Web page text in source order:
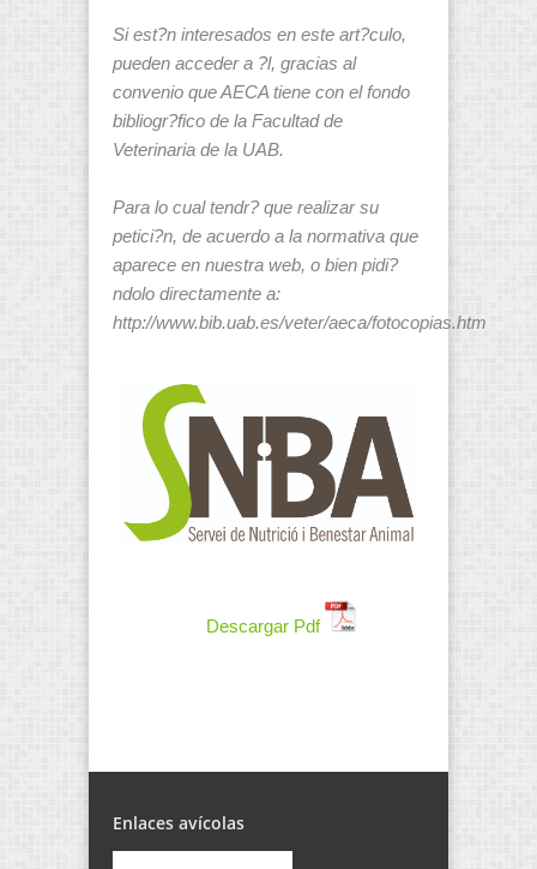
Si est?n interesados en este art?culo,
pueden acceder a ?l, gracias al
convenio que AECA tiene con el fondo
bibliogr?fico de la Facultad de
Veterinaria de la UAB.
Para lo cual tendr? que realizar su
petici?n, de acuerdo a la normativa que
aparece en nuestra web, o bien pidi?
ndolo directamente a:
http://www.bib.uab.es/veter/aeca/fotocopias.htm
Descargar Pdf
Enlaces avícolas